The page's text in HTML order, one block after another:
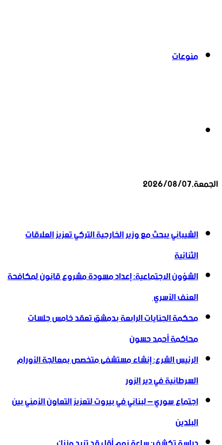
منوعات
الجمعة,2026/08/07
الشيباني يبحث مع وزير الخارجية التركي تعزيز العلاقات
الثنائية
الشؤون الاجتماعية: إعداد مسودة مشروع قانون لمكافحة
العنف الأسري ‏
محكمة الجنايات الرابعة بدمشق تعقد خامس جلسات
محاكمة أحمد حسون
الرئيس الشرع: إنشاء ‌‏مستشفى متخصص بمعالجة الأورام
السرطانية في دير الزور
اجتماع سوري – لبناني في بيروت لتعزيز التعاون ‏الأمني ‏بين
البلدين